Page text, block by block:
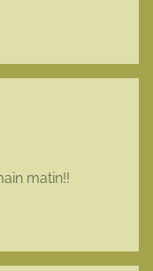
matin!!